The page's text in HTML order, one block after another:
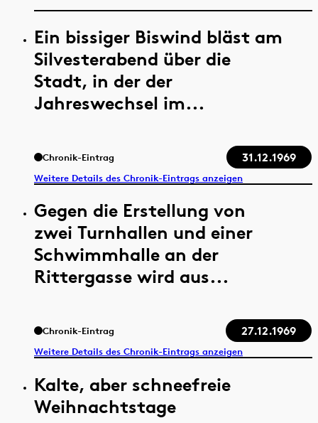
Ein bissiger Biswind bläst am
Silvesterabend über die
Stadt, in der der
Jahreswechsel im...
Chronik-Eintrag 31.12.1969
Weitere Details des Chronik-Eintrags anzeigen
Gegen die Erstellung von
zwei Turnhallen und einer
Schwimmhalle an der
Rittergasse wird aus...
Chronik-Eintrag 27.12.1969
Weitere Details des Chronik-Eintrags anzeigen
Kalte, aber schneefreie
Weihnachtstage